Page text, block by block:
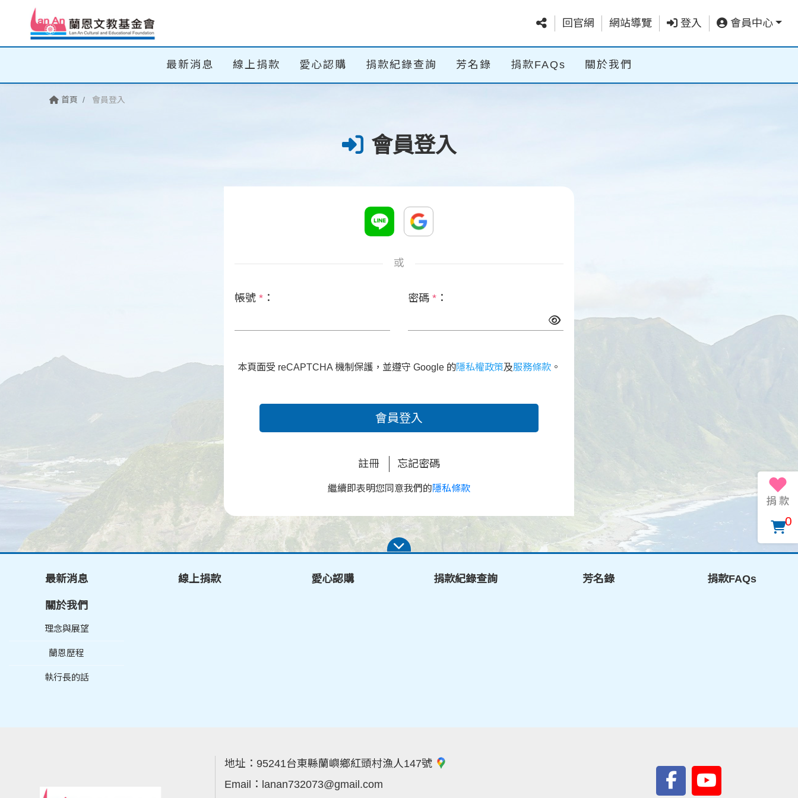
回官網 網站導覽 登入 會員中心
最新消息 線上捐款 愛心認購 捐款紀錄查詢 芳名錄 捐款FAQs 關於我們
首頁 會員登入
會員登入
或
帳號 * ： 密碼 * ：
本頁面受 reCAPTCHA 機制保護，並遵守 Google 的隱私權政策及服務條款 。
會員登入
註冊 忘記密碼
繼續即表明您同意我們的隱私條款
最新消息 線上捐款 愛心認購 捐款紀錄查詢 芳名錄 捐款FAQs
關於我們
理念與展望
蘭恩歷程
執行長的話
地址： 95241台東縣蘭嶼鄉紅頭村漁人147號
Email： lanan732073@gmail.com
0